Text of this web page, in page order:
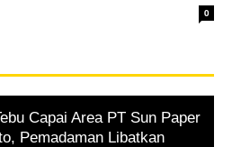
0
Capai Area PT Sun Paper
Pemadaman Libatkan